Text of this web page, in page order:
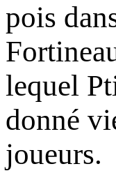
pois
lequel
donné
joueurs.